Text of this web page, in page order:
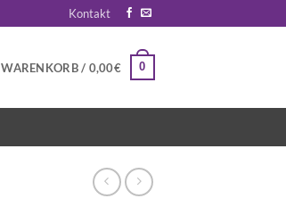
Kontakt
WARENKORB / 0,00€ 0